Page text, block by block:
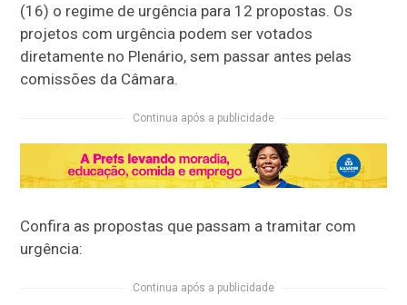
(16) o regime de urgência para 12 propostas. Os
projetos com urgência podem ser votados
diretamente no Plenário, sem passar antes pelas
comissões da Câmara.
Continua após a publicidade
Confira as propostas que passam a tramitar com
urgência:
Continua após a publicidade